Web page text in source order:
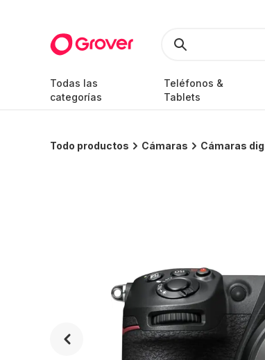
Todas las
categorías
Teléfonos &
Tablets
Todo productos Cámaras Cámaras